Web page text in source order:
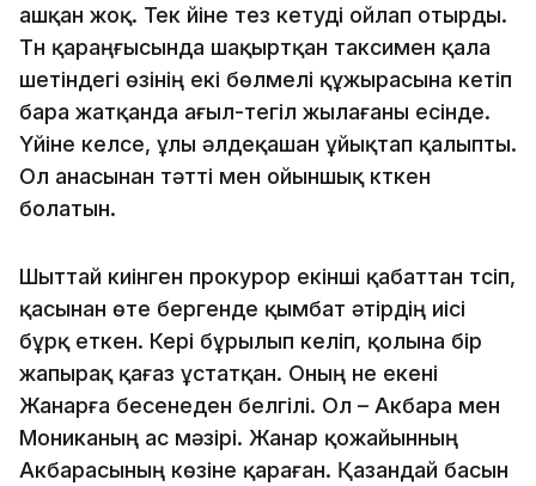
ашқан жоқ. Тек үйіне тез кетуді ойлап отырды.
Түн қараңғысында шақыртқан таксимен қала
шетіндегі өзінің екі бөлмелі құжырасына кетіп
бара жатқанда ағыл-тегіл жылағаны есінде.
Үйіне келсе, ұлы әлдеқашан ұйықтап қалыпты.
Ол анасынан тәтті мен ойыншық күткен
болатын.
Шыттай киінген прокурор екінші қабаттан түсіп,
қасынан өте бергенде қымбат әтірдің иісі
бұрқ еткен. Кері бұрылып келіп, қолына бір
жапырақ қағаз ұстатқан. Оның не екені
Жанарға бесенеден белгілі. Ол – Акбара мен
Мониканың ас мәзірі. Жанар қожайынның
Акбарасының көзіне қараған. Қазандай басын